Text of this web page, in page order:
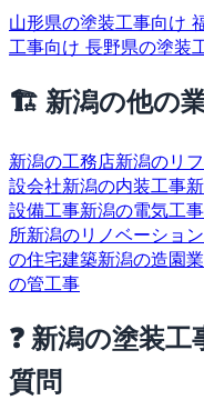
山形県の塗装工事向け
工事向け 長野県の塗装
🏗 新潟の他の
新潟の工務店新潟のリ
設会社新潟の内装工事
設備工事新潟の電気工事
所新潟のリノベーション
の住宅建築新潟の造園業
の管工事
❓ 新潟の塗装
質問